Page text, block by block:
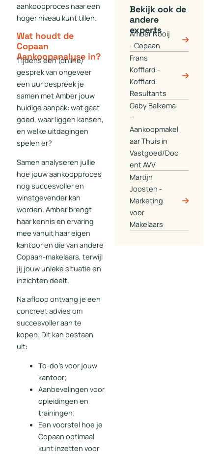
aankoopproces naar een
hoger niveau kunt tillen.
Wat houdt de
Copaan
Aankoopanalyse in?
Tijdens een (online)
gesprek van ongeveer
een uur bespreek je
samen met Amber jouw
huidige aanpak: wat gaat
goed, waar liggen kansen,
en welke uitdagingen
spelen er?
Samen analyseren jullie
hoe jouw aankoopproces
nog succesvoller en
winstgevender kan
worden. Amber brengt
haar kennis en ervaring
mee vanuit haar eigen
kantoor en die van andere
Copaan-makelaars, terwijl
jij jouw unieke situatie en
inzichten deelt.
Na afloop ontvang je een
concreet advies om
succesvoller aan te
kopen. Dit kan bestaan
uit:
To-do’s voor jouw
kantoor;
Aanbevelingen voor
opleidingen en
trainingen;
Een voorstel hoe je
Copaan optimaal
kunt inzetten voor
Bekijk ook de
andere
experts
Amber Nooij
- Copaan
Frans
Kofflard -
Kofflard
Resultants
Gaby Balkema
-
Aankoopmakel
aar Thuis in
Vastgoed/Doc
ent AVV
Martijn
Joosten -
Marketing
voor
Makelaars